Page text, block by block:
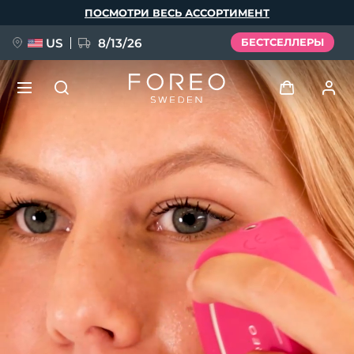
ПОСМОТРИ ВЕСЬ АССОРТИМЕНТ
US 8/13/26 БЕСТСЕЛЛЕРЫ
Войти
Профиль пользователя
Мои приборы
Мои заказы
Мои адреса
Мои подписки
НОВИНКА
FAQ™ Pure Beauty-Tech Elixir
BREAKING NEWS
issa™ Teeth Whitening Set
Язык
English Deutsch
Español
Français
Italiano
Português
Русский
繁體中文